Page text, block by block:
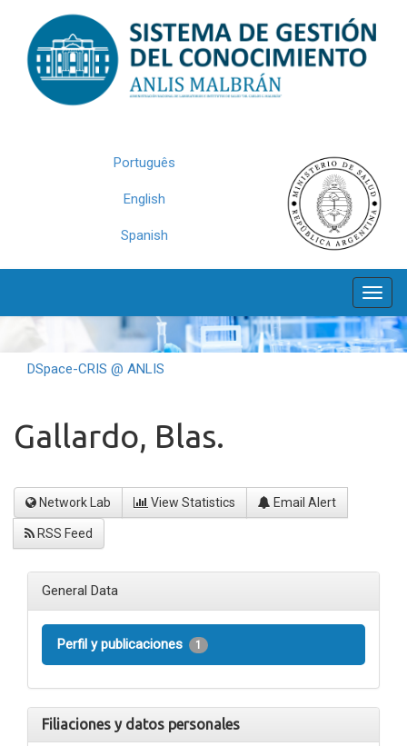
navigation
Português
English
Spanish
DSpace-CRIS @ ANLIS
Gallardo, Blas.
Network Lab View Statistics Email Alert
RSS Feed
General Data
Perfil y publicaciones 1
Filiaciones y datos personales